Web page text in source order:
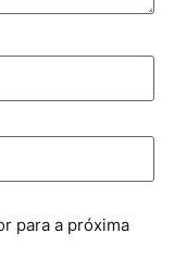
para a próxima